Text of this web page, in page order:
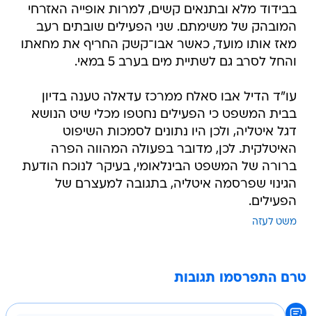
בבידוד מלא ובתנאים קשים, למרות אופייה האזרחי
המובהק של משימתם. שני הפעילים שובתים רעב
מאז אותו מועד, כאשר אבו־קשק החריף את מחאתו
והחל לסרב גם לשתיית מים בערב 5 במאי.
עו"ד הדיל אבו סאלח ממרכז עדאלה טענה בדיון
בבית המשפט כי הפעילים נחטפו מכלי שיט הנושא
דגל איטליה, ולכן היו נתונים לסמכות השיפוט
האיטלקית. לכן, מדובר בפעולה המהווה הפרה
ברורה של המשפט הבינלאומי, בעיקר לנוכח הודעת
הגינוי שפרסמה איטליה, בתגובה למעצרם של
הפעילים.
משט לעזה
טרם התפרסמו תגובות